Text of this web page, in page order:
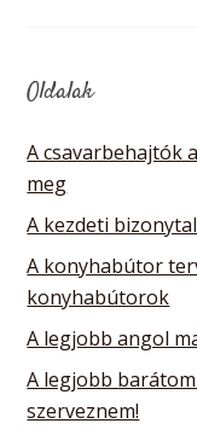
Oldalak
A csavarbehajtók
meg
A kezdeti
A konyhabútor
konyhabútorok
A legjobb angol
A legjobb
szerveznem!